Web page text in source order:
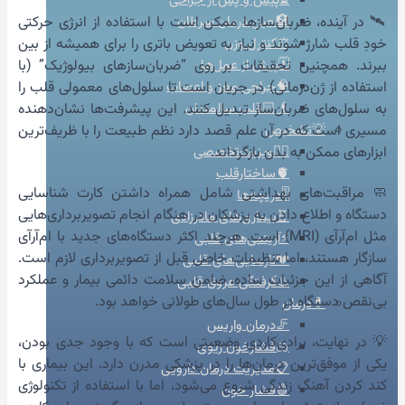
🏥حین درمان سرطان
⚖️کنترل وزن
🗓️پیش از عمل‌ها
🧠جراحی مغز و اعصاب
👴🏻قلب سالمندان
💡تشخیص
👨‍⚕️ویزیت‌تخصصی
🫀ساختارقلب
🎚️دریچه‌ها
🧬بیماری‌های مادرزادی
⚡آریتمی‌های قلبی
💔نارسایی‌های قلبی
♨️گرفتگی عروق قلبی
💊درمان
🦵درمان واریس
🫁فشارخون ریوی
📋مدیریت درمان دارویی
🩸فشار خون
🛰️ در آینده، ضربان‌سازها ممکن است با استفاده از انرژی حرکتی
خودِ قلب شارژ شوند و نیاز به تعویض باتری را برای همیشه از بین
ببرند. همچنین تحقیقات بر روی “ضربان‌سازهای بیولوژیک” (با
استفاده از ژن‌درمانی) در جریان است تا سلول‌های معمولی قلب را
به سلول‌های ضربان‌ساز تبدیل کنند. این پیشرفت‌ها نشان‌دهنده
مسیری است که در آن علم قصد دارد نظم طبیعت را با ظریف‌ترین
ابزارهای ممکن به بدن بازگرداند.
🧼 مراقبت‌های بهداشتی شامل همراه داشتن کارت شناسایی
دستگاه و اطلاع دادن به پزشکان در هنگام انجام تصویربرداری‌هایی
مثل ام‌آر‌آی (MRI) است. هرچند اکثر دستگاه‌های جدید با ام‌آر‌آی
سازگار هستند، اما تنظیمات خاصی قبل از تصویربرداری لازم است.
آگاهی از این جزئیات ساده، ضامن سلامت دائمی بیمار و عملکرد
بی‌نقص دستگاه در طول سال‌های طولانی خواهد بود.
💡 در نهایت، برادی‌کاردی وضعیتی است که با وجود جدی بودن،
یکی از موفق‌ترین درمان‌ها را در پزشکی مدرن دارد. این بیماری با
کند کردن آهنگ زندگی شروع می‌شود، اما با استفاده از تکنولوژی